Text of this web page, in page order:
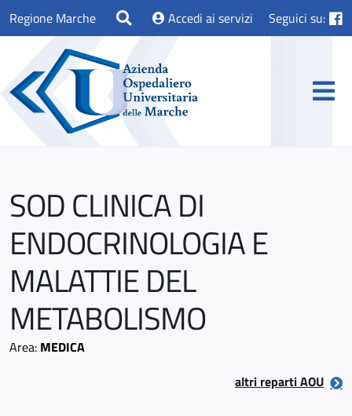
Regione Marche Accedi ai servizi Seguici su:
SOD CLINICA DI
ENDOCRINOLOGIA E
MALATTIE DEL
METABOLISMO
Area: MEDICA
altri reparti AOU